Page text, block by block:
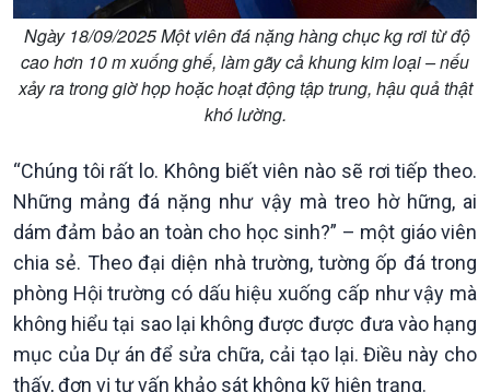
Ngày 18/09/2025 Một viên đá nặng hàng chục kg rơi từ độ
cao hơn 10 m xuống ghế, làm gãy cả khung kim loại – nếu
xảy ra trong giờ họp hoặc hoạt động tập trung, hậu quả thật
khó lường.
“Chúng tôi rất lo. Không biết viên nào sẽ rơi tiếp theo.
Những mảng đá nặng như vậy mà treo hờ hững, ai
dám đảm bảo an toàn cho học sinh?” – một giáo viên
chia sẻ. Theo đại diện nhà trường, tường ốp đá trong
phòng Hội trường có dấu hiệu xuống cấp như vậy mà
không hiểu tại sao lại không được được đưa vào hạng
mục của Dự án để sửa chữa, cải tạo lại. Điều này cho
thấy, đơn vị tư vấn khảo sát không kỹ hiện trạng.